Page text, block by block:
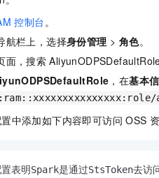
控制台。
航栏上，选择身份管理 > 角色。
面，搜索 AliyunODPSDefaultRole
，在基本
中添加如下内容即可访问 OSS
表明Spark是通过StsToken去访问
个 AI 助手
在企业官网、通讯软件中为客户提供 AI 客服